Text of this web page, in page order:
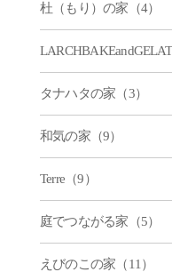
杜（もり）の家（4）
タナハタの家（3）
和気の家（9）
Terre（9）
庭でつながる家（5）
えびのこの家（11）